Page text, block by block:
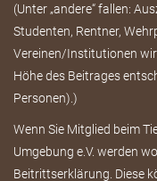
(Unter „andere“ fallen:
Studenten, Rentner,
Vereinen/Institutionen
Höhe des Beitrages
Personen).)
Wenn Sie Mitglied beim
Umgebung e.V. werden
Beitrittserklärung. Diese